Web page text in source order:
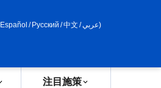
Español / Русский /中文 /عربي)
注目施策